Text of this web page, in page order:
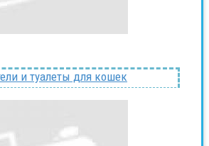
и туалеты для кошек